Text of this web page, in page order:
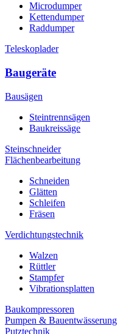
Microdumper
Kettendumper
Raddumper
Teleskoplader
Baugeräte
Bausägen
Steintrennsägen
Baukreissäge
Steinschneider
Flächenbearbeitung
Schneiden
Glätten
Schleifen
Fräsen
Verdichtungstechnik
Walzen
Rüttler
Stampfer
Vibrationsplatten
Baukompressoren
Pumpen & Bauentwässerung
Putztechnik